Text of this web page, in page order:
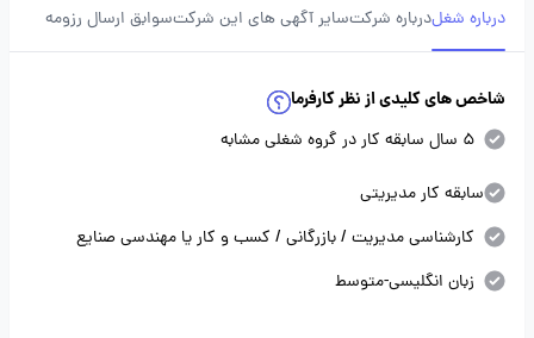
درباره شغلدرباره شرکتسایر آگهی های این شرکتسوابق ارسال رزومه
شاخص های کلیدی از نظر کارفرما
5 سال سابقه کار در گروه شغلی مشابه
سابقه کار مدیریتی
کارشناسی مدیریت / بازرگانی / کسب و کار یا مهندسی صنایع
زبان انگلیسی-متوسط